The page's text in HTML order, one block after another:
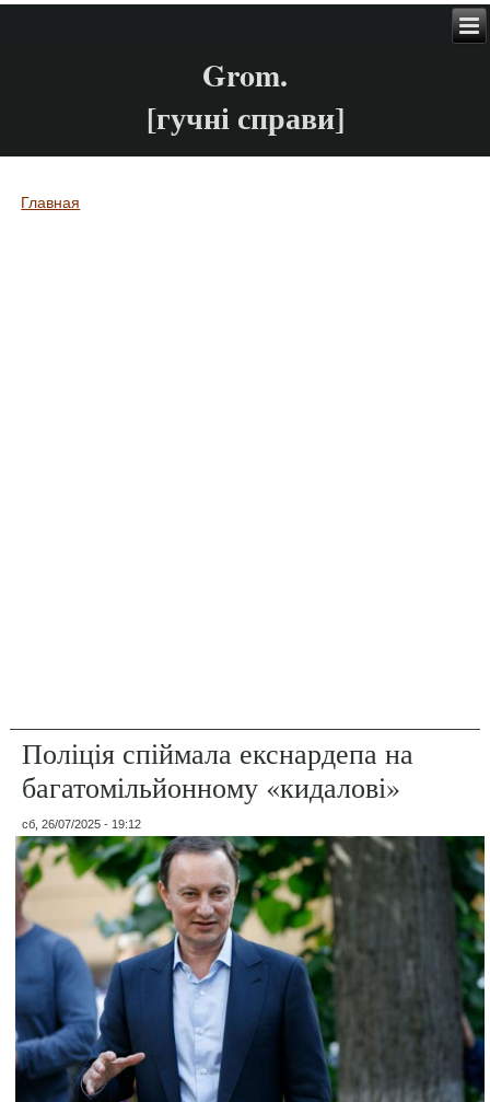
Grom.
[гучні справи]
Вы здесь
Главная
Поліція спіймала екснардепа на
багатомільйонному «кидалові»
сб, 26/07/2025 - 19:12